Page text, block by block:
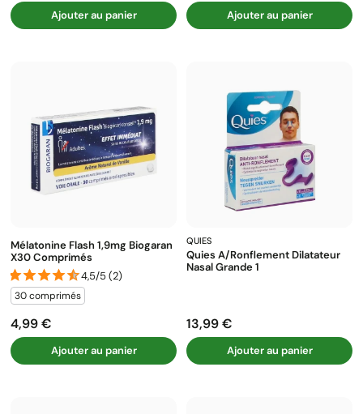
Ajouter au panier Ajouter au panier
Mélatonine Flash 1,9mg Biogaran
X30 Comprimés
4,5/5 (2)
30 comprimés
Prix
4,99 €
Ajouter au panier
QUIES
Quies A/ronflement Dilatateur
Nasal Grande 1
Prix
13,99 €
Ajouter au panier